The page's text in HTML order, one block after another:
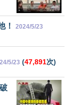
！ 2024/5/23
5/23 (47,891次)